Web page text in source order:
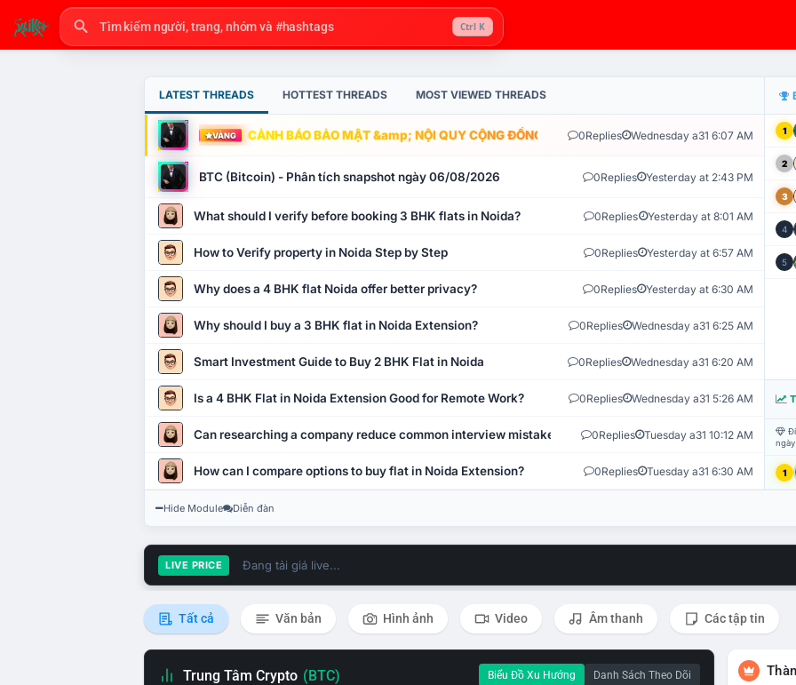
Ctrl K
LATEST THREADS HOTTEST THREADS MOST VIEWED THREADS
VÀNG CẢNH BÁO BẢO MẬT &amp; NỘI QUY CỘNG ĐỒNG VLIKE.VN: HỆ THỐNG GIÁM SÁT TỰ
0Replies Wednesday a31 6:07 AM
BTC (Bitcoin) - Phân tích snapshot ngày 06/08/2026 0Replies Yesterday at 2:43 PM
What should I verify before booking 3 BHK flats in Noida? 0Replies Yesterday at 8:01 AM
How to Verify property in Noida Step by Step 0Replies Yesterday at 6:57 AM
Why does a 4 BHK flat Noida offer better privacy? 0Replies Yesterday at 6:30 AM
Why should I buy a 3 BHK flat in Noida Extension? 0Replies Wednesday a31 6:25 AM
Smart Investment Guide to Buy 2 BHK Flat in Noida 0Replies Wednesday a31 6:20 AM
Is a 4 BHK Flat in Noida Extension Good for Remote Work? 0Replies Wednesday a31 5:26 AM
Can researching a company reduce common interview mistakes? 0Replies Tuesday a31 10:12 AM
How can I compare options to buy flat in Noida Extension? 0Replies Tuesday a31 6:30 AM
1
2
3
4
5
1
Hide Module Diễn đàn
LIVE PRICE Đang tải giá live...
Tất cả Văn bản Hình ảnh Video Âm thanh Các tập tin
Trung Tâm Crypto (BTC) Biểu Đồ Xu Hướng Danh Sách Theo Dõi